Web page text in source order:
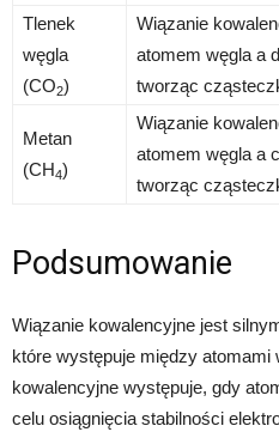
Tlenek
węgla
(CO2)
Wiązanie
atomem węgla a
tworząc
Metan
(CH4)
Wiązanie
atomem węgla a
tworząc
Podsumowanie
Wiązanie kowalencyjne jest
które występuje między
kowalencyjne występuje, gdy
celu osiągnięcia stabilności